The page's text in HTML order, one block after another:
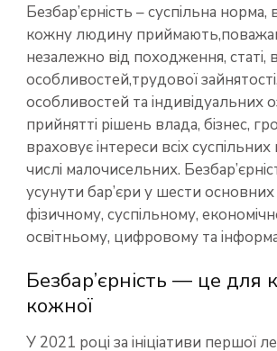
Безбар’єрність – суспільна норма,
кожну людину
незалежно від походження, статі,
особливостей,трудової
особливостей та індивідуальних
прийнятті рішень влада, бізнес,
враховує інтереси всіх
числі малочисельних.
усунути бар’єри у шести
фізичному, суспільному,
освітньому, цифровому та
Безбар’єрність — це для
кожної
У 2021 році за ініціативи першої